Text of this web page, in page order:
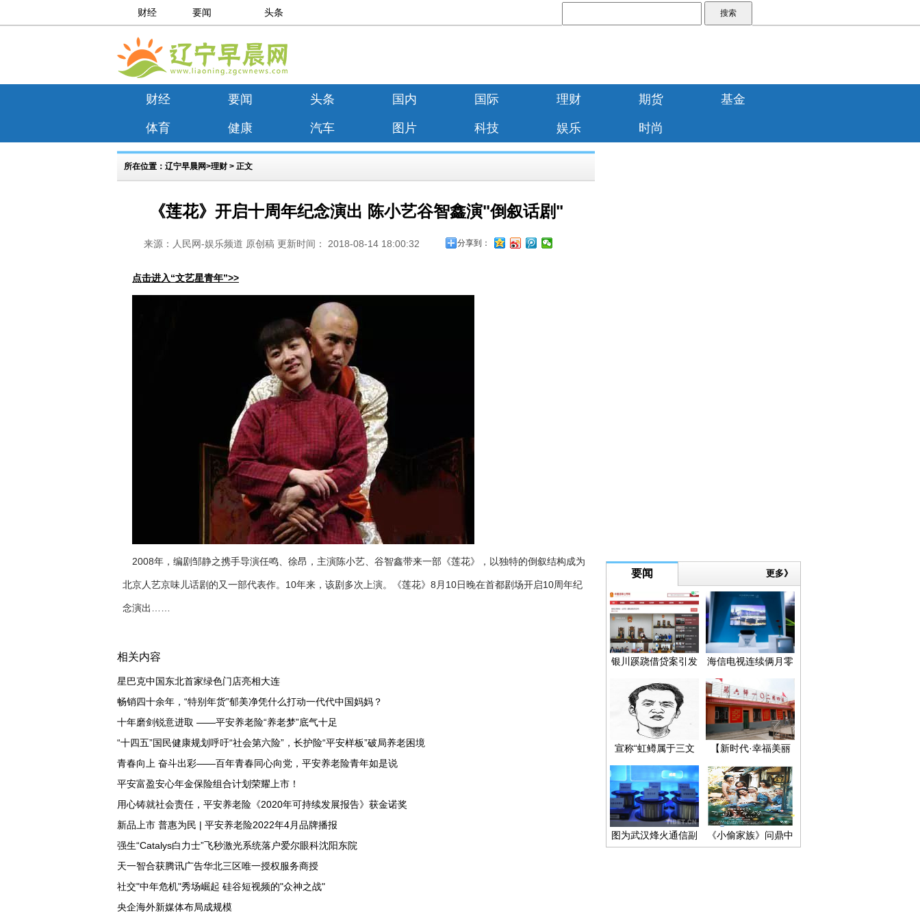
财经 要闻 头条
财经 要闻 头条 国内 国际 理财 期货 基金
体育 健康 汽车 图片 科技 娱乐 时尚
所在位置： 辽宁早晨网>理财 > 正文
《莲花》开启十周年纪念演出 陈小艺谷智鑫演"倒叙话剧"
来源：人民网-娱乐频道 原创稿 更新时间： 2018-08-14 18:00:32 分享到：
点击进入“文艺星青年”>>
2008年，编剧邹静之携手导演任鸣、徐昂，主演陈小艺、谷智鑫带来一部《莲花》，以独特的倒叙结构成为
北京人艺京味儿话剧的又一部代表作。10年来，该剧多次上演。《莲花》8月10日晚在首都剧场开启10周年纪
念演出……
相关内容
星巴克中国东北首家绿色门店亮相大连
畅销四十余年，“特别年货”郁美净凭什么打动一代代中国妈妈？
十年磨剑锐意进取 ——平安养老险“养老梦”底气十足
“十四五”国民健康规划呼吁“社会第六险”，长护险“平安样板”破局养老困境
青春向上 奋斗出彩——百年青春同心向党，平安养老险青年如是说
平安富盈安心年金保险组合计划荣耀上市！
用心铸就社会责任，平安养老险《2020年可持续发展报告》获金诺奖
新品上市 普惠为民 | 平安养老险2022年4月品牌播报
强生“Catalys白力士”飞秒激光系统落户爱尔眼科沈阳东院
天一智合获腾讯广告华北三区唯一授权服务商授
社交"中年危机"秀场崛起 硅谷短视频的"众神之战"
央企海外新媒体布局成规模
要闻 更多》
银川蹊跷借贷案引发
海信电视连续俩月零
售额占有率突破20%
激光电视发力明显
宣称“虹鳟属于三文
鱼”是自废武功
【新时代·幸福美丽
新边疆】深化改革，
兵团建设谱写时代新
篇章！
图为武汉烽火通信副
《小偷家族》问鼎中